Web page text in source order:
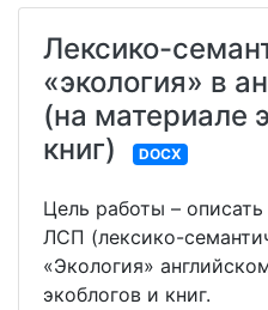
Лексико-
«экология» в
(на материале
книг)
DOCX
Цель работы –
ЛСП (лексико-
«Экология»
экоблогов и книг.